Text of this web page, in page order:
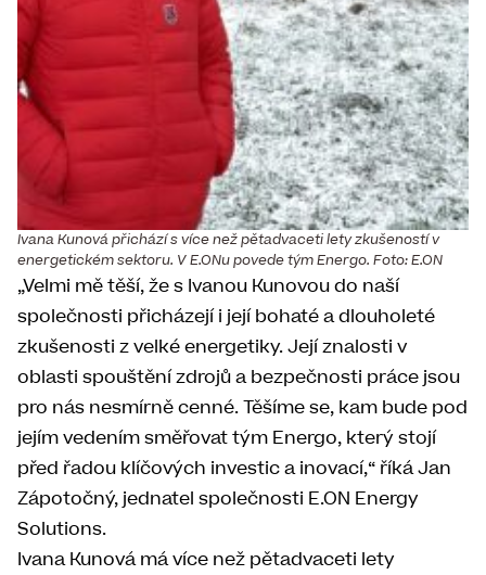
Ivana Kunová přichází s více než pětadvaceti lety zkušeností v
energetickém sektoru. V E.ONu povede tým Energo. Foto: E.ON
„Velmi mě těší, že s Ivanou Kunovou do naší
společnosti přicházejí i její bohaté a dlouholeté
zkušenosti z velké energetiky. Její znalosti v
oblasti spouštění zdrojů a bezpečnosti práce jsou
pro nás nesmírně cenné. Těšíme se, kam bude pod
jejím vedením směřovat tým Energo, který stojí
před řadou klíčových investic a inovací,“ říká Jan
Zápotočný, jednatel společnosti E.ON Energy
Solutions.
Ivana Kunová má více než pětadvaceti lety